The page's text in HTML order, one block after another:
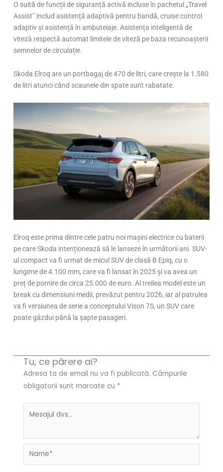
O suită de funcții de siguranță activă incluse în pachetul „Travel
Assist” includ asistență adaptivă pentru bandă, cruise control
adaptiv și asistență în ambuteiaje. Asistența inteligentă de
viteză respectă automat limitele de viteză pe baza recunoașterii
semnelor de circulație.
Skoda Elroq are un portbagaj de 470 de litri, care crește la 1.580
de litri atunci când scaunele din spate sunt rabatate.
Elroq este prima dintre cele patru noi mașini electrice cu baterii
pe care Skoda intenționează să le lanseze în următorii ani. SUV-
ul compact va fi urmat de micul SUV de clasă B Epiq, cu o
lungime de 4.100 mm, care va fi lansat în 2025 și va avea un
preț de pornire de circa 25.000 de euro. Al treilea model este un
break cu dimensiuni medii, prevăzut pentru 2026, iar al patrulea
va fi versiunea de serie a conceptului Vison 7S, un SUV care
poate găzdui până la șapte pasageri.
Tu, ce părere ai?
Adresa ta de email nu va fi publicată. Câmpurile
obligatorii sunt marcate cu *
Name*